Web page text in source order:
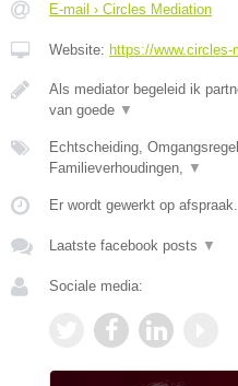
E-mail › Circles Mediation
Website: https://www.circles-
Als mediator begeleid ik
van goede ▼
Echtscheiding,
Familieverhoudingen, ▼
Er wordt gewerkt op afspraak.
Laatste facebook posts ▼
Sociale media: